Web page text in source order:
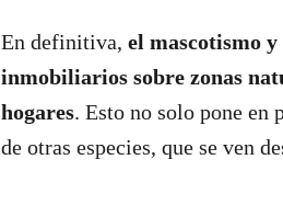
En definitiva, el mascotismo
inmobiliarios sobre zonas
hogares. Esto no solo pone en
de otras especies, que se ven